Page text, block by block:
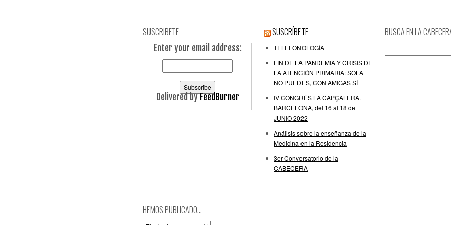
SUSCRIBETE
Enter your email address:
Delivered byFeedBurner
SUSCRÍBETE
TELEFONOLOGÍA
FIN DE LA PANDEMIA Y CRISIS DE
LA ATENCIÓN PRIMARIA: SOLA
NO PUEDES, CON AMIGAS SÍ
IV CONGRÉS LA CAPÇALERA.
BARCELONA, del 16 al 18 de
JUNIO 2022
Análisis sobre la enseñanza de la
Medicina en la Residencia
3er Conversatorio de la
CABECERA
BUSCA EN LA
HEMOS PUBLICADO…